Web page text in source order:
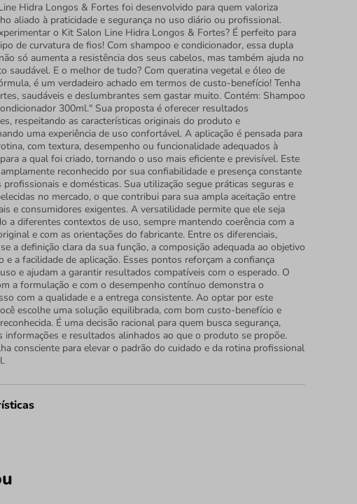
Hidra Longos & Fortes foi desenvolvido para quem valoriza
aliado à praticidade e segurança no uso diário ou profissional.
o Kit Salon Line Hidra Longos & Fortes? É perfeito para
de curvatura de fios! Com shampoo e condicionador, essa dupla
só aumenta a resistência dos seus cabelos, mas também ajuda no
saudável. E o melhor de tudo? Com queratina vegetal e óleo de
é um verdadeiro achado em termos de custo-benefício! Tenha
saudáveis e deslumbrantes sem gastar muito. Contém: Shampoo
300ml." Sua proposta é oferecer resultados
respeitando as características originais do produto e
uma experiência de uso confortável. A aplicação é pensada para
com textura, desempenho ou funcionalidade adequados à
a qual foi criado, tornando o uso mais eficiente e previsível. Este
reconhecido por sua confiabilidade e presença constante
e domésticas. Sua utilização segue práticas seguras e
no mercado, o que contribui para sua ampla aceitação entre
e consumidores exigentes. A versatilidade permite que ele seja
a diferentes contextos de uso, sempre mantendo coerência com a
e com as orientações do fabricante. Entre os diferenciais,
a definição clara da sua função, a composição adequada ao objetivo
e a facilidade de aplicação. Esses pontos reforçam a confiança
e ajudam a garantir resultados compatíveis com o esperado. O
a formulação e com o desempenho contínuo demonstra o
com a qualidade e a entrega consistente. Ao optar por este
escolhe uma solução equilibrada, com bom custo-benefício e
É uma decisão racional para quem busca segurança,
informações e resultados alinhados ao que o produto se propõe.
consciente para elevar o padrão do cuidado e da rotina profissional